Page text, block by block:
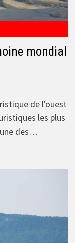
mondial
de l'ouest
les plus
des…